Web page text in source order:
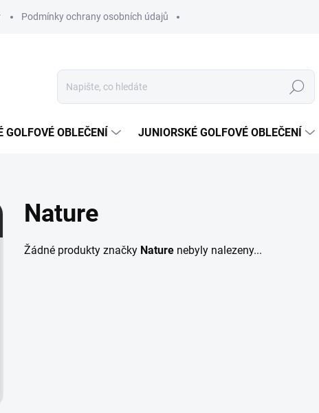
Podmínky ochrany osobních údajů
Hledat
GOLFOVÉ OBLEČENÍ JUNIORSKÉ GOLFOVÉ OBLEČENÍ
Nature
Žádné produkty značky Nature nebyly nalezeny...